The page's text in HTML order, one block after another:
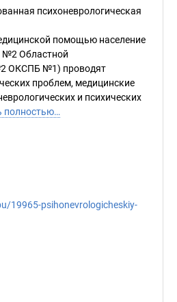
психоневрологическая
помощью население
№2 Областной
ОКСПБ №1) проводят
проблем, медицинские
и психических
полностью…
19965-psihonevrologicheskiy-